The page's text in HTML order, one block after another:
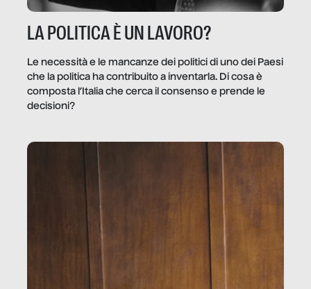
LA POLITICA È UN LAVORO?
Le necessità e le mancanze dei politici di uno dei Paesi
che la politica ha contribuito a inventarla. Di cosa è
composta l’Italia che cerca il consenso e prende le
decisioni?